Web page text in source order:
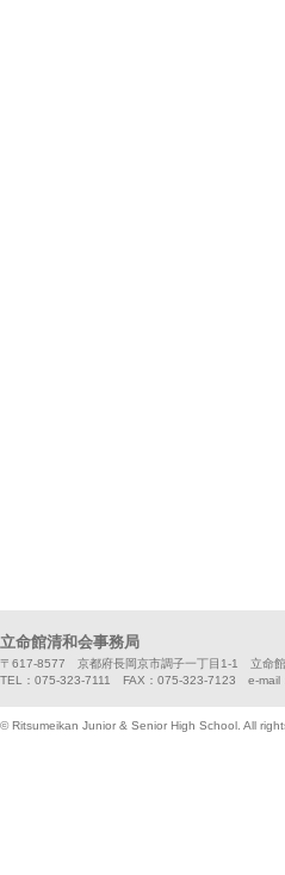
立命館清和会事務局
〒617-8577 京都府長岡京市調子一丁目1-1 立命館
TEL：075-323-7111 FAX：075-323-7123 e-mail
© Ritsumeikan Junior & Senior High School. All